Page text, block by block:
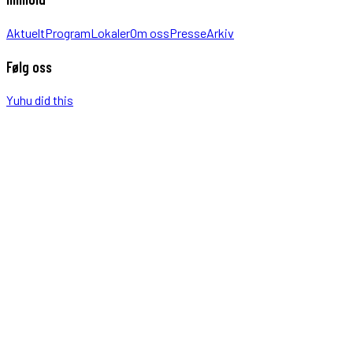
AktueltProgramLokalerOm ossPresseArkiv
Følg oss
Yuhu did this